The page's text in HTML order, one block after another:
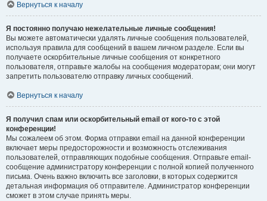
Вернуться к началу
Я постоянно получаю нежелательные личные сообщения!
Вы можете автоматически удалять личные сообщения пользователей,
используя правила для сообщений в вашем личном разделе. Если вы
получаете оскорбительные личные сообщения от конкретного
пользователя, отправьте жалобы на сообщения модераторам; они могут
запретить пользователю отправку личных сообщений.
Вернуться к началу
Я получил спам или оскорбительный email от кого-то с этой
конференции!
Мы сожалеем об этом. Форма отправки email на данной конференции
включает меры предосторожности и возможность отслеживания
пользователей, отправляющих подобные сообщения. Отправьте email-
сообщение администратору конференции с полной копией полученного
письма. Очень важно включить все заголовки, в которых содержится
детальная информация об отправителе. Администратор конференции
сможет в этом случае принять меры.